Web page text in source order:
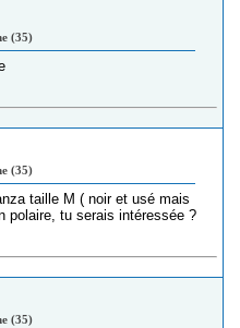
(35)
(35)
taille M ( noir et usé mais
polaire, tu serais intéressée ?
(35)